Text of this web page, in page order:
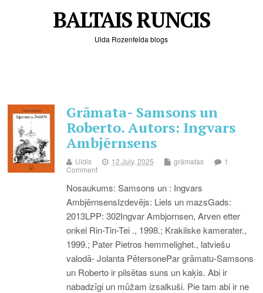
BALTAIS RUNCIS
Ulda Rozenfelda blogs
Grāmata- Samsons un
Roberto. Autors: Ingvars
Ambjērnsens
Uldis 12.July, 2025 grāmatas
1
Comment
Nosaukums: Samsons un : Ingvars
AmbjērnsensIzdevējs: Liels un mazsGads:
2013LPP: 302Ingvar Ambjornsen, Arven etter
onkel Rin-Tin-Tei ., 1998.; Krakilske kamerater.,
1999.; Pater Pietros hemmelighet., latviešu
valodā- Jolanta PētersonePar grāmatu-Samsons
un Roberto ir pilsētas suns un kaķis. Abi ir
nabadzīgi un mūžam izsalkuši. Pie tam abi ir ne